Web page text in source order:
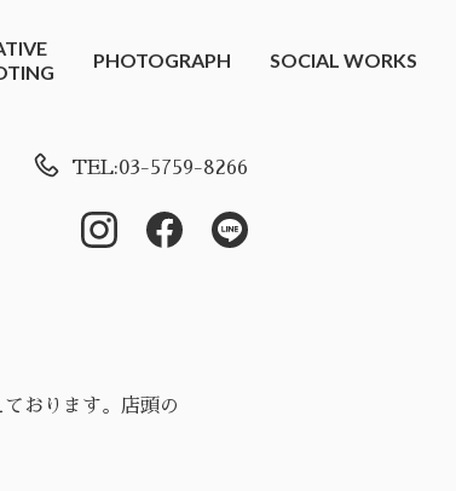
PHOTOGRAPH SOCIAL WORKS
TEL:03-5759-8266
おります。店頭の